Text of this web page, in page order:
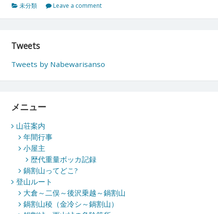
未分類 Leave a comment
Tweets
Tweets by Nabewarisanso
メニュー
山荘案内
年間行事
小屋主
歴代重量ボッカ記録
鍋割山ってどこ?
登山ルート
大倉～二俣～後沢乗越～鍋割山
鍋割山稜（金冷シ～鍋割山）